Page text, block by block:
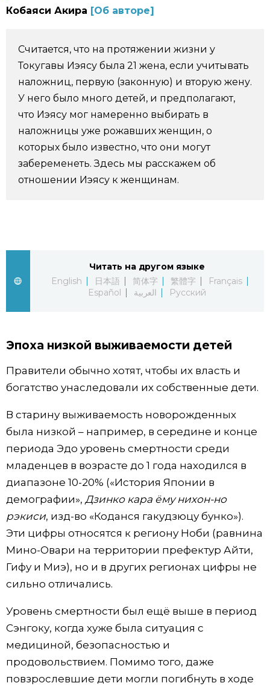
Блог
Политика
Экономика
Общество
Японский язык
Японский калейдоскоп
Семья
Еда и напитки
official SNS
Кобаяси Акира [Об авторе]
Считается, что на протяжении жизни у
Токугавы Иэясу была 21 жена, если учитывать
наложниц, первую (законную) и вторую жену.
У него было много детей, и предполагают,
что Иэясу мог намеренно выбирать в
наложницы уже рожавших женщин, о
которых было известно, что они могут
забеременеть. Здесь мы расскажем об
отношении Иэясу к женщинам.
Читать на другом языке
English
日本語 简体字 繁體字
Français
Español
العربية Русский
Эпоха низкой выживаемости детей
Правители обычно хотят, чтобы их власть и
богатство унаследовали их собственные дети.
В старину выживаемость новорожденных
была низкой – например, в середине и конце
периода Эдо уровень смертности среди
младенцев в возрасте до 1 года находился в
диапазоне 10-20% («История Японии в
демографии», Дзинко кара ёму нихон-но
рэкиси, изд-во «Коданся гакудзюцу бунко»).
Эти цифры относятся к региону Ноби (равнина
Мино-Овари на территории префектур Айти,
Гифу и Миэ), но и в других регионах цифры не
сильно отличались.
Уровень смертности был ещё выше в период
Сэнгоку, когда хуже была ситуация с
медициной, безопасностью и
продовольствием. Помимо того, даже
повзрослевшие дети могли погибнуть в ходе